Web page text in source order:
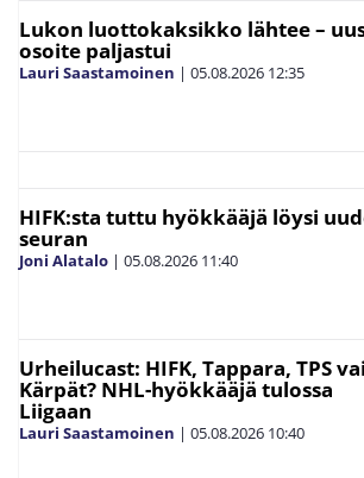
Lukon luottokaksikko lähtee –
osoite paljastui
Lauri Saastamoinen | 05.08.2026 12:35
HIFK:sta tuttu hyökkääjä löysi
seuran
Joni Alatalo | 05.08.2026 11:40
Urheilucast: HIFK, Tappara, TPS vai
Kärpät? NHL-hyökkääjä tulossa
Liigaan
Lauri Saastamoinen | 05.08.2026 10:40